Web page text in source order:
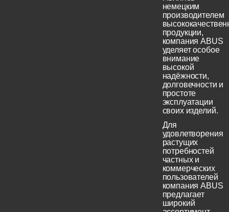
немецким
производителем
продукции,
компания ABUS
уделяет особое
внимание
высокой
надёжности,
долговечности и
простоте
эксплуатации
своих изделий.
Для
удовлетворения
растущих
потребностей
частных и
коммерческих
пользователей
компания ABUS
предлагает
широкий